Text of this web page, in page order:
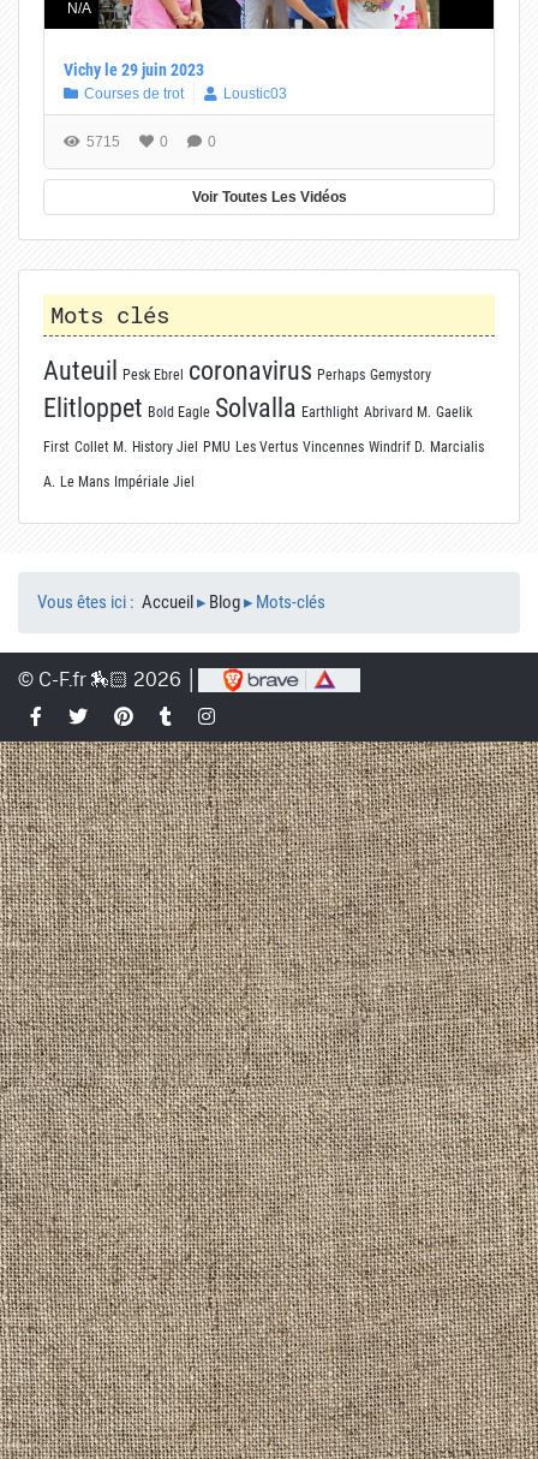
N/A
Vichy le 29 juin 2023
Courses de trot Loustic03
5715 0 0
Voir Toutes Les Vidéos
Mots clés
Auteuil
Pesk Ebrel coronavirus Perhaps Gemystory
Elitloppet Bold Eagle Solvalla Earthlight Abrivard M. Gaelik
First Collet M. History Jiel PMU Les Vertus Vincennes Windrif D. Marcialis
A. Le Mans Impériale Jiel
Vous êtes ici : Accueil ▸ Blog▸ Mots-clés
© C-F.fr 🏇🏻 2026 │